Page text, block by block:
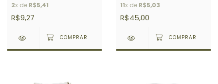
2x de R$5,41
R$9,27
11x de R$5,03
R$45,00